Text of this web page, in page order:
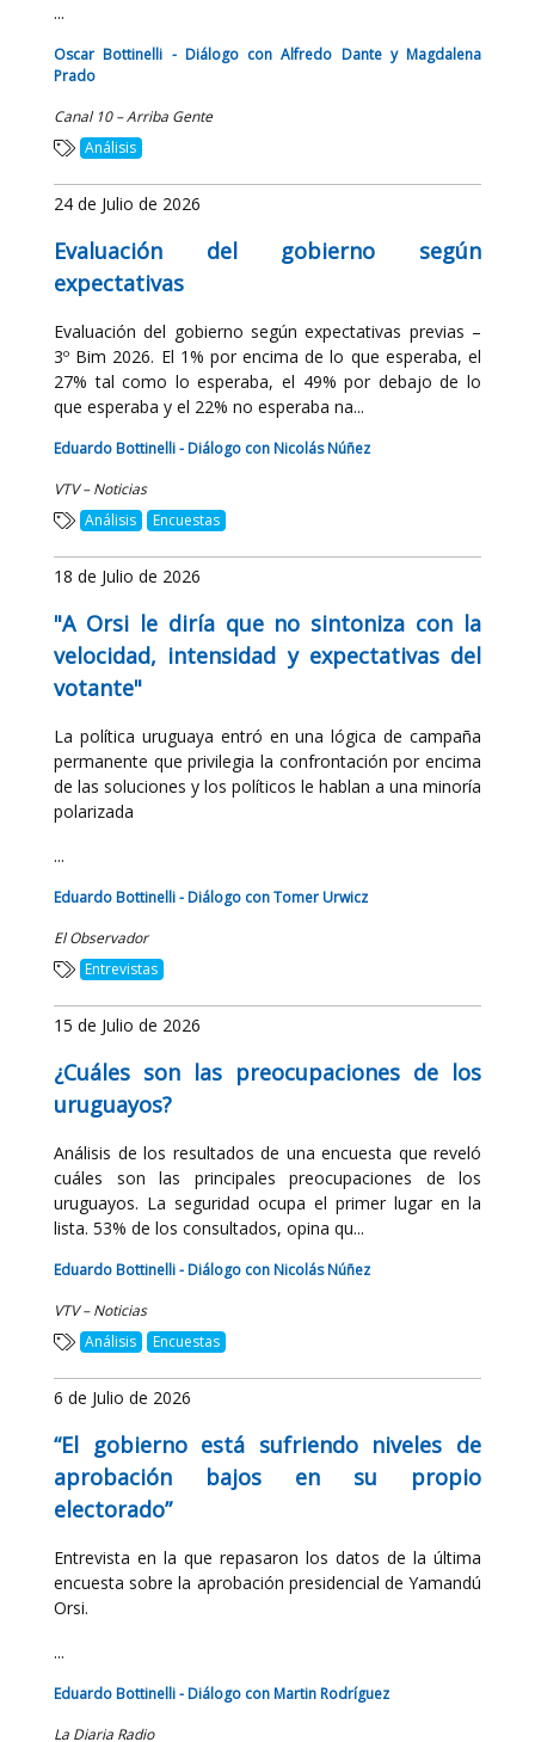
...
Oscar Bottinelli - Diálogo con Alfredo Dante y Magdalena
Prado
Canal 10 – Arriba Gente
Análisis
24 de Julio de 2026
Evaluación del gobierno según
expectativas
Evaluación del gobierno según expectativas previas –
3º Bim 2026. El 1% por encima de lo que esperaba, el
27% tal como lo esperaba, el 49% por debajo de lo
que esperaba y el 22% no esperaba na...
Eduardo Bottinelli - Diálogo con Nicolás Núñez
VTV – Noticias
Análisis
Encuestas
18 de Julio de 2026
"A Orsi le diría que no sintoniza con la
velocidad, intensidad y expectativas del
votante"
La política uruguaya entró en una lógica de campaña
permanente que privilegia la confrontación por encima
de las soluciones y los políticos le hablan a una minoría
polarizada
...
Eduardo Bottinelli - Diálogo con Tomer Urwicz
El Observador
Entrevistas
15 de Julio de 2026
¿Cuáles son las preocupaciones de los
uruguayos?
Análisis de los resultados de una encuesta que reveló
cuáles son las principales preocupaciones de los
uruguayos. La seguridad ocupa el primer lugar en la
lista. 53% de los consultados, opina qu...
Eduardo Bottinelli - Diálogo con Nicolás Núñez
VTV – Noticias
Análisis
Encuestas
6 de Julio de 2026
“El gobierno está sufriendo niveles de
aprobación bajos en su propio
electorado”
Entrevista en la que repasaron los datos de la última
encuesta sobre la aprobación presidencial de Yamandú
Orsi.
...
Eduardo Bottinelli - Diálogo con Martin Rodríguez
La Diaria Radio